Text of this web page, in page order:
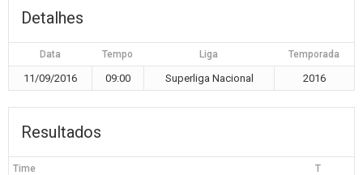
Detalhes
Data Tempo Liga Temporada
11/09/2016 09:00 Superliga Nacional 2016
Resultados
Time T